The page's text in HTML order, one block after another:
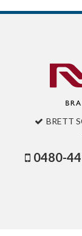
BRETT
0480-